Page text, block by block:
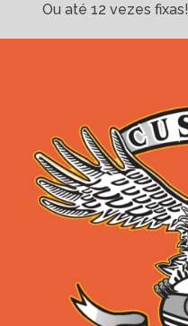
Ou até 12 vezes fixas!